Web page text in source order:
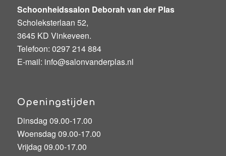
Schoonheidssalon Deborah van der Plas
Scholeksterlaan 52,
3645 KD Vinkeveen.
Telefoon: 0297 214 884
E-mail: info@salonvanderplas.nl
Openingstijden
Dinsdag 09.00-17.00
Woensdag 09.00-17.00
Vrijdag 09.00-17.00